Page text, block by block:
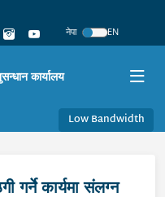
नेपा
EN
कार्यालय
Low Bandwidth
कार्यमा संलग्न